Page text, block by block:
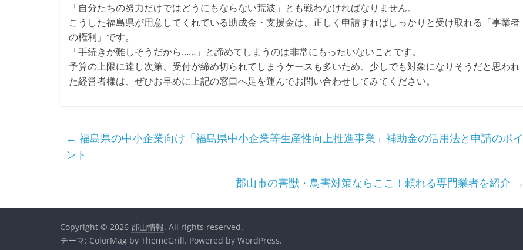
「自分たちの努力だけではどうにもならない荒波」とも戦わなければなりません。
こうした福島県が用意してくれている助成金・支援金は、正しく申請すればしっかりと受け取れる「事業者
の権利」です。
「手続きが難しそうだから……」と諦めてしまうのは非常にもったいないことです。
予算の上限に達し次第、受付が締め切られてしまうケースも多いため、少しでも対象になりそうだと思われ
た経営者様は、ぜひお早めに上記の窓口へ足を運んでお問い合わせしてみてください。
← 福島県の中小企業向け「福島県中小企業等生産性向上推進事業」補助金の活用法と申請のポイ
ント
郡山市の害獣・鳥害対策ならここ！頼れる専門業者を紹介 →
Copyright © 2026 郡山情報. All rights reserved.
テーマ: ColorMag by ThemeGrill. Powered by WordPress.